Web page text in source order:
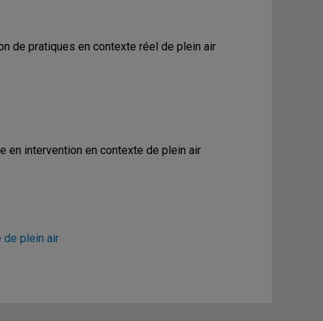
de pratiques en contexte réel de plein air
en intervention en contexte de plein air
de plein air